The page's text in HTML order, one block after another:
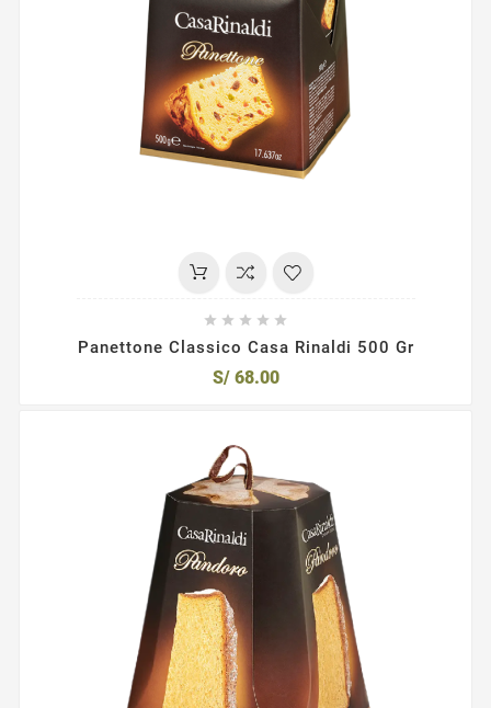
    
Panettone Classico Casa Rinaldi 500 Gr
S/ 68.00